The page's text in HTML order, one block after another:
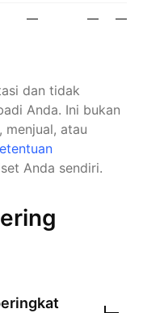
— — —
dan tidak
Anda. Ini bukan
menjual, atau
Anda sendiri.